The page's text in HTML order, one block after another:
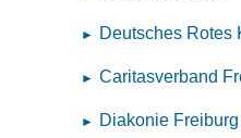
Deutsches Rotes
Caritasverband
Diakonie Freiburg